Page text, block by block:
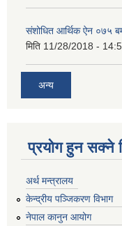
संशोधित आर्थिक ऐन ०७५
मिति 11/28/2018 -
अन्य
प्रयोग हुन सक्ने
अर्थ मन्त्रालय
केन्द्रीय पञ्जिकरण विभाग
नेपाल कानुन आयोग